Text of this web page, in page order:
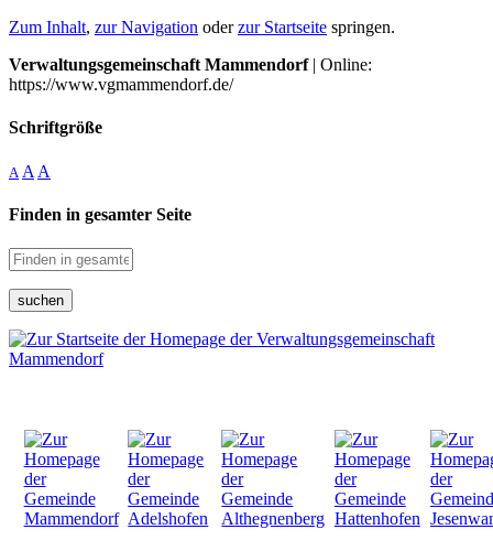
Zum Inhalt, zur Navigation oderzur Startseite springen.
Verwaltungsgemeinschaft Mammendorf| Online:
https://www.vgmammendorf.de/
Schriftgröße
A A A
Finden in gesamter Seite
suchen